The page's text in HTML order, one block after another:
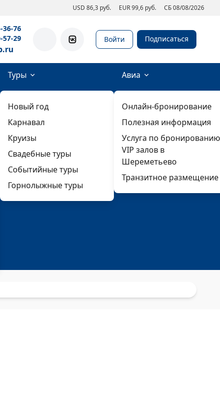
USD 86,3 руб. EUR 99,6 руб. СБ 08/08/2026
36-76
57-29
Войти Подписаться
Туры
Новый год
Карнавал
Круизы
Свадебные туры
Событийные туры
Горнолыжные туры
Авиа
Онлайн-бронирование
Полезная информация
Услуга по бронированию
VIP залов в
Шереметьево
Транзитное размещение